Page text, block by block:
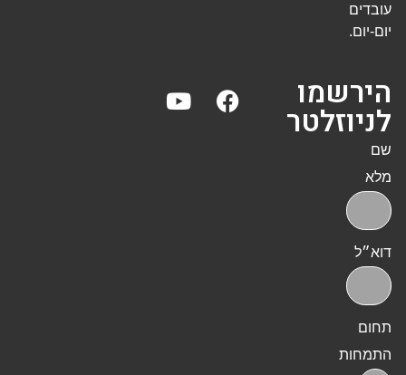
עובדים
יום-יום.
הירשמו
לניוזלטר
שם
מלא
דוא״ל
תחום
התמחות